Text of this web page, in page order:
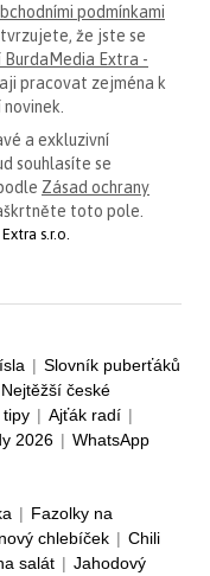
podmínkami
že jste se
BurdaMedia Extra -
pracovat zejména k
a exkluzivní
souhlasíte se
Zásad ochrany
toto pole.
s.r.o.
| Slovník puberťáků
Nejtěžší české
tipy | Ajťák radí |
2026 | WhatsApp
| Fazolky na
chlebíček | Chili
salát | Jahodový